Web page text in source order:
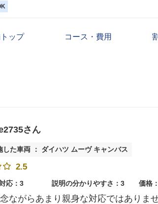
ップ コース・費用
さん
した車両 ： ダイハツ ムーヴ キャンバス
2.5
応：3 説明の分かりやすさ：3 価格
ながらあまり親身な対応ではありま